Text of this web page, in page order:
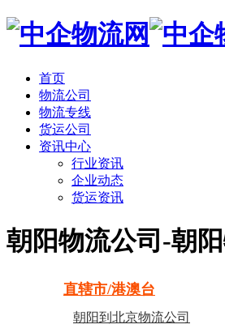
首页
物流公司
物流专线
货运公司
资讯中心
行业资讯
企业动态
货运资讯
朝阳物流公司-朝
直辖市/港澳台
朝阳到北京物流公司